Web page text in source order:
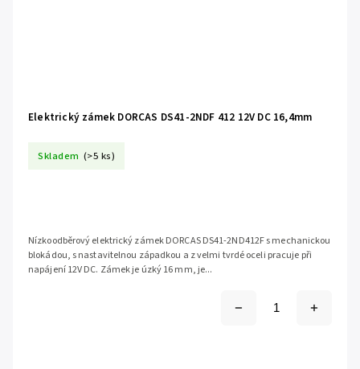
Elektrický zámek DORCAS DS41-2NDF 412 12V DC 16,4mm
Skladem (>5 ks)
Nízkoodběrový elektrický zámek DORCAS DS41-2ND412F s mechanickou
blokádou, s nastavitelnou západkou a z velmi tvrdé oceli pracuje při
napájení 12V DC. Zámek je úzký 16 mm, je...